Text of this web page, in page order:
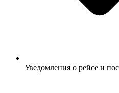
Уведомления о рейсе и